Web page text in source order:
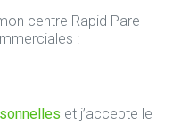
Rapid Pare-
:
et j’accepte le